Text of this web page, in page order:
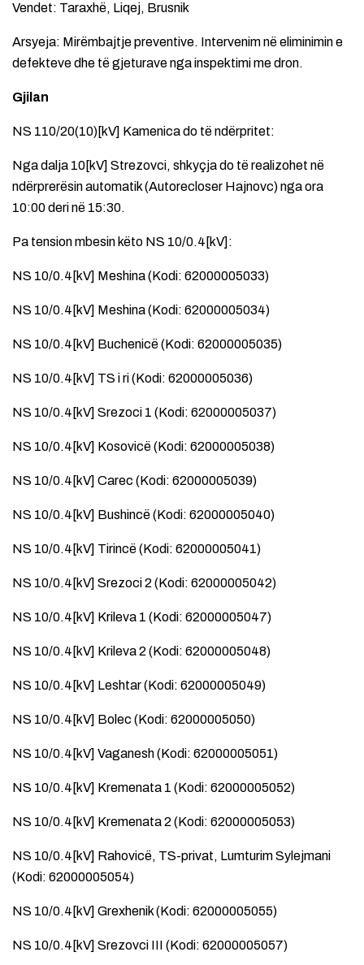
Vendet: Taraxhë, Liqej, Brusnik
Arsyeja: Mirëmbajtje preventive. Intervenim në eliminimin e
defekteve dhe të gjeturave nga inspektimi me dron.
Gjilan
NS 110/20(10)[kV] Kamenica do të ndërpritet:
Nga dalja 10[kV] Strezovci, shkyçja do të realizohet në
ndërprerësin automatik (Autorecloser Hajnovc) nga ora
10:00 deri në 15:30.
Pa tension mbesin këto NS 10/0.4[kV]:
NS 10/0.4[kV] Meshina (Kodi: 62000005033)
NS 10/0.4[kV] Meshina (Kodi: 62000005034)
NS 10/0.4[kV] Buchenicë (Kodi: 62000005035)
NS 10/0.4[kV] TS i ri (Kodi: 62000005036)
NS 10/0.4[kV] Srezoci 1 (Kodi: 62000005037)
NS 10/0.4[kV] Kosovicë (Kodi: 62000005038)
NS 10/0.4[kV] Carec (Kodi: 62000005039)
NS 10/0.4[kV] Bushincë (Kodi: 62000005040)
NS 10/0.4[kV] Tirincë (Kodi: 62000005041)
NS 10/0.4[kV] Srezoci 2 (Kodi: 62000005042)
NS 10/0.4[kV] Krileva 1 (Kodi: 62000005047)
NS 10/0.4[kV] Krileva 2 (Kodi: 62000005048)
NS 10/0.4[kV] Leshtar (Kodi: 62000005049)
NS 10/0.4[kV] Bolec (Kodi: 62000005050)
NS 10/0.4[kV] Vaganesh (Kodi: 62000005051)
NS 10/0.4[kV] Kremenata 1 (Kodi: 62000005052)
NS 10/0.4[kV] Kremenata 2 (Kodi: 62000005053)
NS 10/0.4[kV] Rahovicë, TS-privat, Lumturim Sylejmani
(Kodi: 62000005054)
NS 10/0.4[kV] Grexhenik (Kodi: 62000005055)
NS 10/0.4[kV] Srezovci III (Kodi: 62000005057)